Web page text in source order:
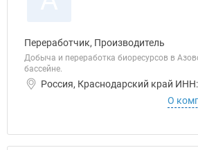
Переработчик, Производитель
Добыча и переработка биоресурсов в
бассейне.
Россия, Краснодарский край
О